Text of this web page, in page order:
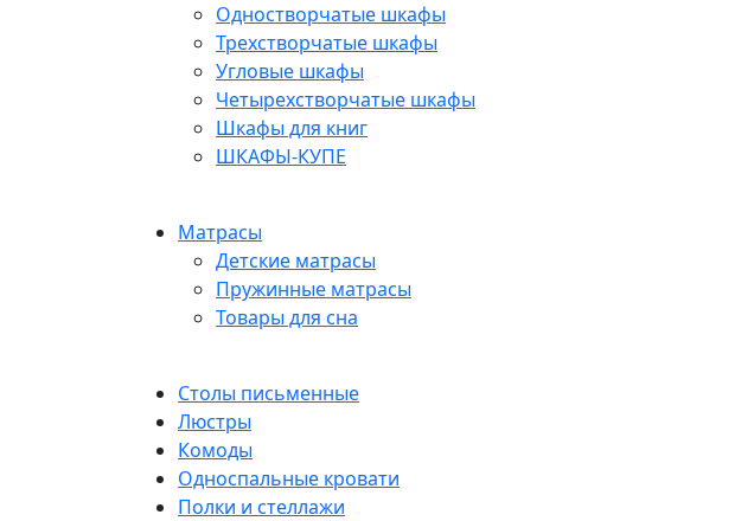
Одностворчатые шкафы
Трехстворчатые шкафы
Угловые шкафы
Четырехстворчатые шкафы
Шкафы для книг
ШКАФЫ-КУПЕ
Матрасы
Детские матрасы
Пружинные матрасы
Товары для сна
Столы письменные
Люстры
Комоды
Односпальные кровати
Полки и стеллажи